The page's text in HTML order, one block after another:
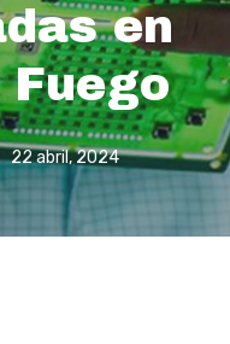
en
22 abril, 2024